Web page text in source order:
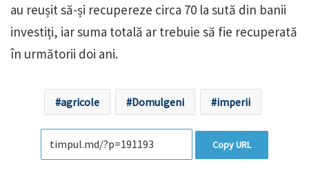
au reușit să-și recupereze circa 70 la sută din banii
investiți, iar suma totală ar trebuie să fie recuperată
în următorii doi ani.
agricole Domulgeni imperii
Copy URL